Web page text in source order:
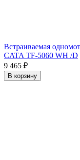
Встраиваемая
CATA TF-5060 WH /D
9 465 ₽
В корзину